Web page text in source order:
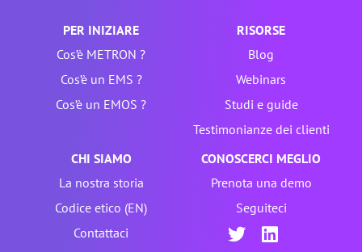
PER INIZIARE
Cos’è METRON ?
Cos’è un EMS ?
Cos’è un EMOS ?
RISORSE
Blog
Webinars
Studi e guide
Testimonianze dei clienti
CHI SIAMO
La nostra storia
Codice etico (EN)
Contattaci
CONOSCERCI MEGLIO
Prenota una demo
Seguiteci